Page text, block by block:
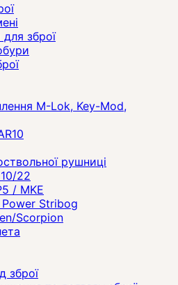
зброї
M-Lok, Key-Mod,
рушниці
22
/ MKE
Power Stribog
Scorpion
зброї